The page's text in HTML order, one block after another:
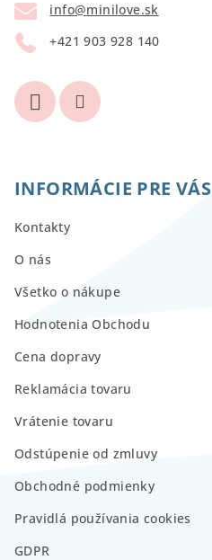
info@minilove.sk
+421 903 928 140
INFORMÁCIE PRE VÁS
Kontakty
O nás
Všetko o nákupe
Hodnotenia Obchodu
Cena dopravy
Reklamácia tovaru
Vrátenie tovaru
Odstúpenie od zmluvy
Obchodné podmienky
Pravidlá používania cookies
GDPR